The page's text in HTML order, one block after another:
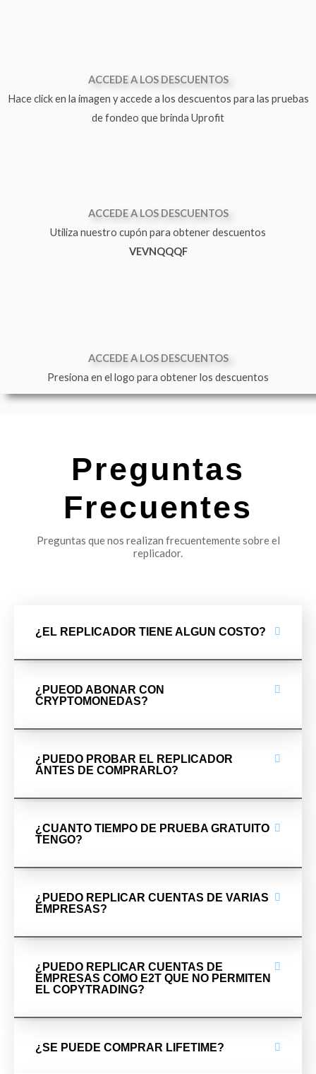
ACCEDE A LOS DESCUENTOS
Hace click en la imagen y accede a los descuentos para las pruebas
de fondeo que brinda Uprofit
ACCEDE A LOS DESCUENTOS
Utiliza nuestro cupón para obtener descuentos
VEVNQQQF
ACCEDE A LOS DESCUENTOS
Presiona en el logo para obtener los descuentos
Preguntas
Frecuentes
Preguntas que nos realizan frecuentemente sobre el
replicador.
¿EL REPLICADOR TIENE ALGUN COSTO?
¿PUEOD ABONAR CON
CRYPTOMONEDAS?
¿PUEDO PROBAR EL REPLICADOR
ANTES DE COMPRARLO?
¿CUANTO TIEMPO DE PRUEBA GRATUITO
TENGO?
¿PUEDO REPLICAR CUENTAS DE VARIAS
EMPRESAS?
¿PUEDO REPLICAR CUENTAS DE
EMPRESAS COMO E2T QUE NO PERMITEN
EL COPYTRADING?
¿SE PUEDE COMPRAR LIFETIME?